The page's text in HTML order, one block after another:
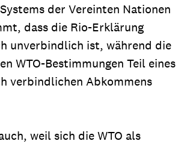
der Vereinten Nationen
dass die Rio-Erklärung
unverbindlich ist, während die
WTO-Bestimmungen Teil eines
verbindlichen Abkommens
weil sich die WTO als